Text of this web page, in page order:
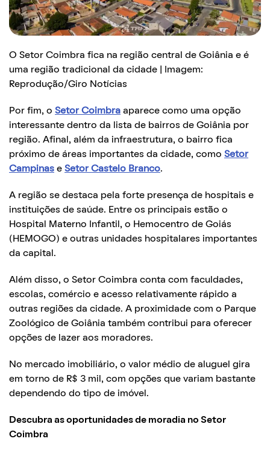
O Setor Coimbra fica na região central de Goiânia e é
uma região tradicional da cidade | Imagem:
Reprodução/Giro Notícias
Por fim, o Setor Coimbra aparece como uma opção
interessante dentro da lista de bairros de Goiânia por
região. Afinal, além da infraestrutura, o bairro fica
próximo de áreas importantes da cidade, como Setor
Campinas e Setor Castelo Branco.
A região se destaca pela forte presença de hospitais e
instituições de saúde. Entre os principais estão o
Hospital Materno Infantil, o Hemocentro de Goiás
(HEMOGO) e outras unidades hospitalares importantes
da capital.
Além disso, o Setor Coimbra conta com faculdades,
escolas, comércio e acesso relativamente rápido a
outras regiões da cidade. A proximidade com o Parque
Zoológico de Goiânia também contribui para oferecer
opções de lazer aos moradores.
No mercado imobiliário, o valor médio de aluguel gira
em torno de R$ 3 mil, com opções que variam bastante
dependendo do tipo de imóvel.
Descubra as oportunidades de moradia no Setor
Coimbra